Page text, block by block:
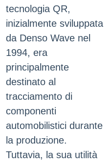
tecnologia QR,
inizialmente sviluppata
da Denso Wave nel
1994, era
principalmente
destinato al
tracciamento di
componenti
automobilistici durante
la produzione.
Tuttavia, la sua utilità